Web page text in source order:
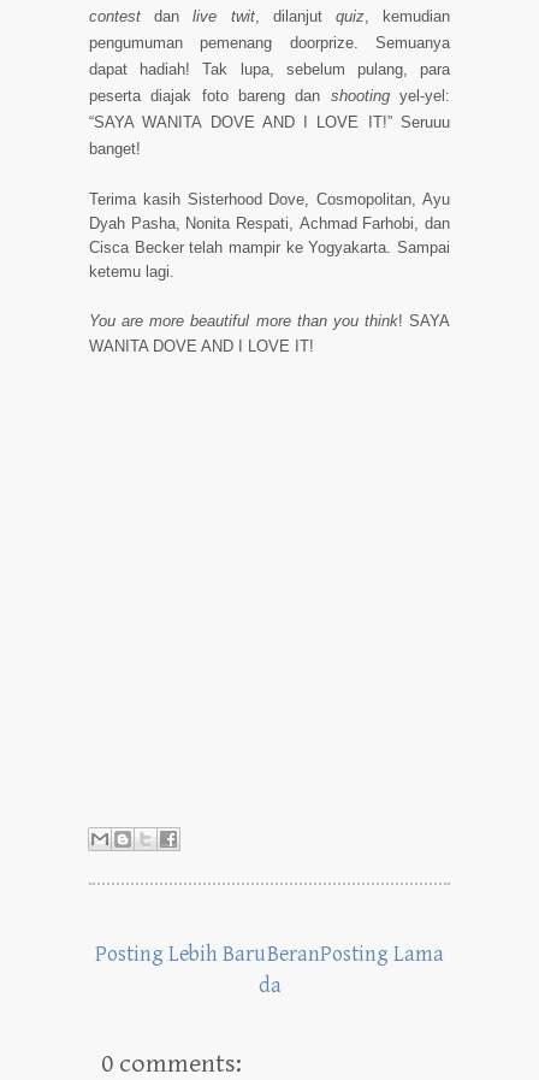
contest danlive twit, dilanjut quiz, kemudian
pengumuman pemenang doorprize. Semuanya
dapat hadiah! Tak lupa, sebelum pulang, para
peserta diajak foto bareng dan shootingyel-yel:
“SAYA WANITA DOVE AND I LOVE IT!” Seruuu
banget!
Terima kasih Sisterhood Dove, Cosmopolitan, Ayu
Dyah Pasha, Nonita Respati, Achmad Farhobi , dan
Cisca Beckertelah mampir ke Yogyakarta. Sampai
ketemu lagi.
You are more beautiful more than you think! SAYA
WANITA DOVE AND I LOVE IT!
Posting Lebih Baru Posting Lama
Beran
da
0 comments: